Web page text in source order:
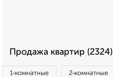
Продажа квартир (2324)
1‑комнатные 2‑комнатные